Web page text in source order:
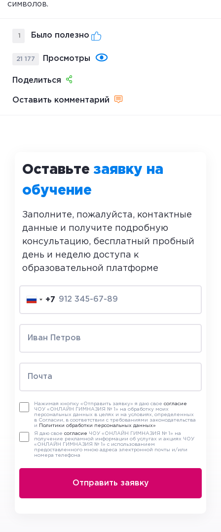
символов.
1 Было полезно
21 177 Просмотры
Поделиться
Оставить комментарий
Оставьтезаявку на
обучение
Заполните, пожалуйста, контактные
данные и получите подробную
консультацию, бесплатный пробный
день и неделю доступа к
образовательной платформе
+7
Нажимая кнопку «Отправить заявку» я даю свое согласие
ЧОУ «ОНЛАЙН ГИМНАЗИЯ № 1» на обработку моих
персональных данных в целях и на условиях, определенных
в Согласии, в соответствии с требованиями законодательства
и
Политики обработки персональных данных»
Я даю свое согласие ЧОУ «ОНЛАЙН ГИМНАЗИЯ № 1» на
получение рекламной информации об услугах и акциях ЧОУ
«ОНЛАЙН ГИМНАЗИЯ № 1» с использованием
предоставленного мною адреса электронной почты и/или
номера телефона